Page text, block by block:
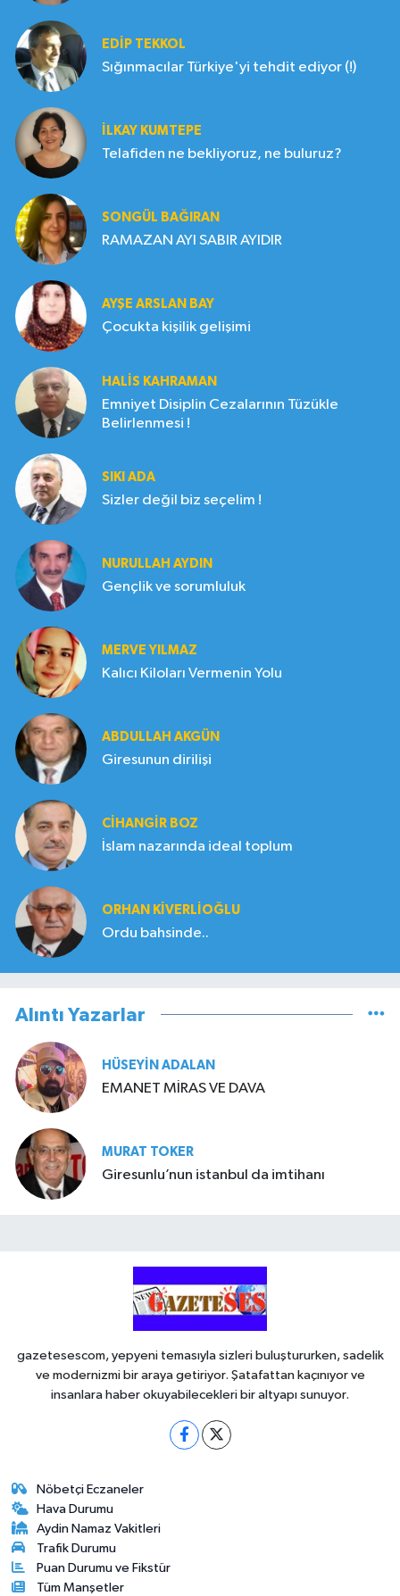
EDIP TEKKOL
Sığınmacılar Türkiye'yi tehdit ediyor (!)
İLKAY KUMTEPE
Telafiden ne bekliyoruz, ne buluruz?
SONGÜL BAĞIRAN
RAMAZAN AYI SABIR AYIDIR
AYŞE ARSLAN BAY
Çocukta kişilik gelişimi
HALIS KAHRAMAN
Emniyet Disiplin Cezalarının Tüzükle
Belirlenmesi !
SIKI ADA
Sizler değil biz seçelim !
NURULLAH AYDIN
Gençlik ve sorumluluk
MERVE YILMAZ
Kalıcı Kiloları Vermenin Yolu
ABDULLAH AKGÜN
Giresunun dirilişi
CIHANGIR BOZ
İslam nazarında ideal toplum
ORHAN KIVERLIOĞLU
Ordu bahsinde..
Alıntı Yazarlar
HÜSEYIN ADALAN
EMANET MİRAS VE DAVA
MURAT TOKER
Giresunlu’nun istanbul da imtihanı
gazetesescom, yepyeni temasıyla sizleri buluştururken, sadelik
ve modernizmi bir araya getiriyor. Şatafattan kaçınıyor ve
insanlara haber okuyabilecekleri bir altyapı sunuyor.
Nöbetçi Eczaneler
Hava Durumu
Aydin Namaz Vakitleri
Trafik Durumu
Puan Durumu ve Fikstür
Tüm Manşetler